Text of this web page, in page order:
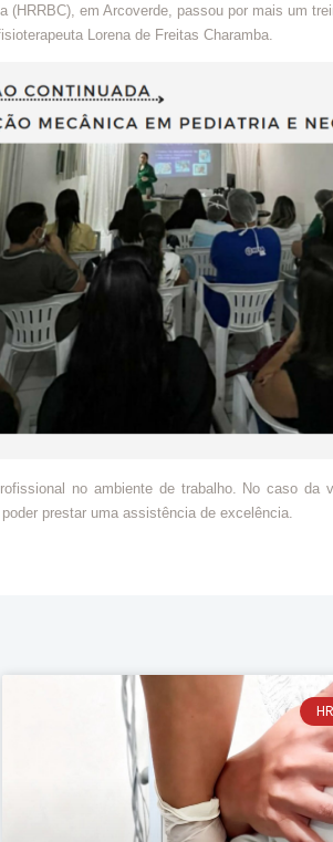
(HRRBC), em Arcoverde, passou por mais um
Lorena de Freitas Charamba.
no ambiente de trabalho. No caso
prestar uma assistência de excelência.